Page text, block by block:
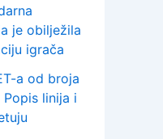
je obilježila
igrača
a od broja
linija i